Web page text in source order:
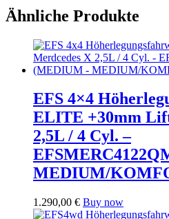
Ähnliche Produkte
EFS 4×4
ELITE +30mm
2,5L / 4 Cyl. –
MEDIUM/
1.290,00 € Buy now